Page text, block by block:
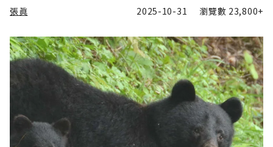
張眞 2025-10-31 瀏覽數 23,800+